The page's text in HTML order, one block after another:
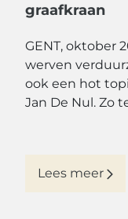
graafkraan
GENT, oktober
werven
ook een hot
Jan De Nul. Zo
Lees meer